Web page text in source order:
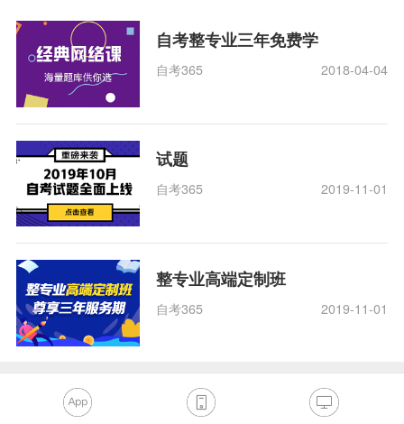
自考整专业三年免费学
自考365 2018-04-04
试题
自考365 2019-11-01
整专业高端定制班
自考365 2019-11-01